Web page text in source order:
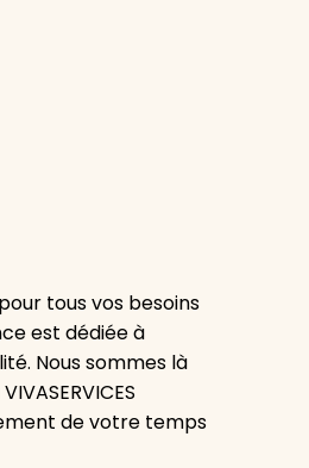
tous vos besoins
est dédiée à
Nous sommes là
de votre temps